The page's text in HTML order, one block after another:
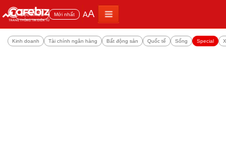
Đọc nhiều Mới nhất AA
Kinh doanh Tài chính ngân hàng Bất động sản Quốc tế Sống Special